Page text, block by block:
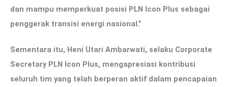
dan mampu memperkuat posisi PLN Icon Plus sebagai
penggerak transisi energi nasional.”
Sementara itu, Heni Utari Ambarwati, selaku Corporate
Secretary PLN Icon Plus, mengapresiasi kontribusi
seluruh tim yang telah berperan aktif dalam pencapaian